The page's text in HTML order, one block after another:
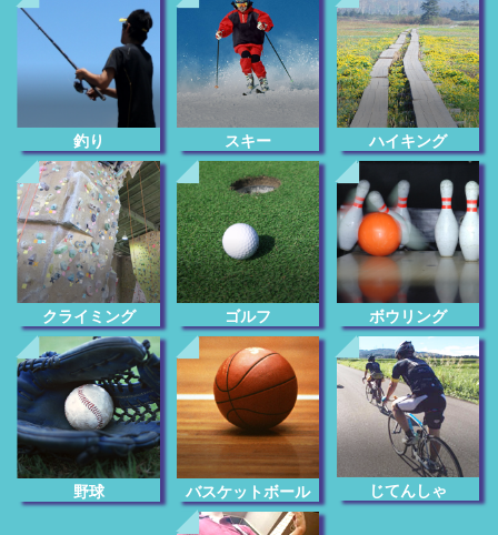
釣り スキー ハイキング
クライミング ゴルフ ボウリング
野球 バスケットボール じてんしゃ